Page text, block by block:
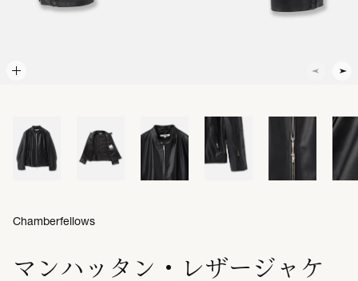
マンハッタン・レザージャケ
Chamberfellows